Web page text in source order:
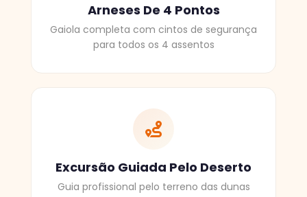
Arneses De 4 Pontos
Gaiola completa com cintos de segurança
para todos os 4 assentos
Excursão Guiada Pelo Deserto
Guia profissional pelo terreno das dunas